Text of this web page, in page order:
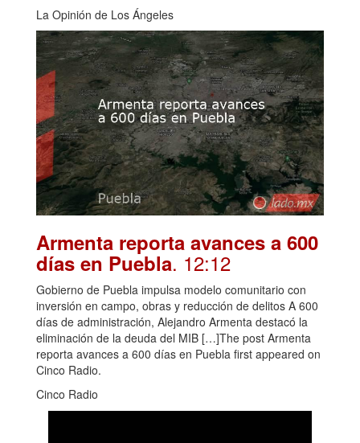
La Opinión de Los Ángeles
Armenta reporta avances a 600
días en Puebla. 12:12
Gobierno de Puebla impulsa modelo comunitario con
inversión en campo, obras y reducción de delitos A 600
días de administración, Alejandro Armenta destacó la
eliminación de la deuda del MIB […]The post Armenta
reporta avances a 600 días en Puebla first appeared on
Cinco Radio.
Cinco Radio